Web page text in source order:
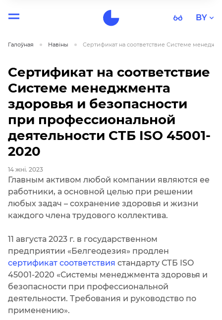
BY
Галоўная Навiны Сертификат на соответствие Системе
Сертификат на соответствие
Системе менеджмента
здоровья и безопасности
при профессиональной
деятельности СТБ ISO 45001-
2020
14 жні. 2023
Главным активом любой компании являются ее
работники, а основной целью при решении
любых задач – сохранение здоровья и жизни
каждого члена трудового коллектива.
11 августа 2023 г. в государственном
предприятии «Белгеодезия» продлен
сертификат соответствия стандарту СТБ ISO
45001-2020 «Системы менеджмента здоровья и
безопасности при профессиональной
деятельности. Требования и руководство по
применению».